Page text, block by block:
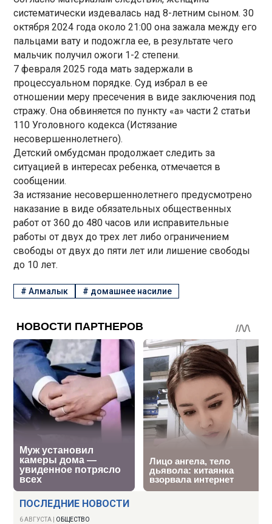
ПОСЛЕДНИЕ НОВОСТИ
6 АВГУСТА ОБЩЕСТВО
систематически издевалась над 8-летним сыном. 30
октября 2024 года около 21:00 она зажала между его
пальцами вату и подожгла ее, в результате чего
мальчик получил ожоги 1-2 степени.
7 февраля 2025 года мать задержали в
процессуальном порядке. Суд избрал в ее
отношении меру пресечения в виде заключения под
стражу. Она обвиняется по пункту «а» части 2 статьи
110 Уголовного кодекса (Истязание
несовершеннолетнего).
Детский омбудсман продолжает следить за
ситуацией в интересах ребенка, отмечается в
сообщении.
За истязание несовершеннолетнего предусмотрено
наказание в виде обязательных общественных
работ от 360 до 480 часов или исправительные
работы от двух до трех лет либо ограничением
свободы от двух до пяти лет или лишение свободы
до 10 лет.
#Алмалык # домашнее насилие